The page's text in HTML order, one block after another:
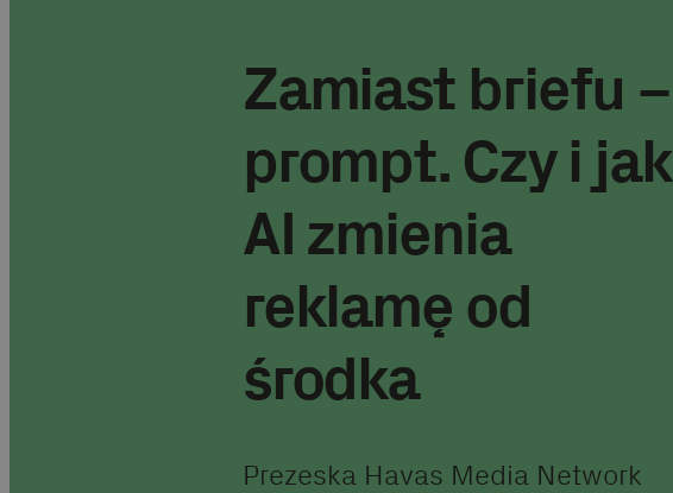
Zamiast briefu –
prompt. Czy i jak
AI zmienia
reklamę od
środka
Prezeska Havas Media Network